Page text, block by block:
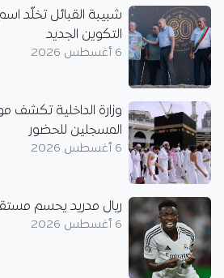
شبيبة القبائل تخلّد
التكوين الجديد
6 أغسطس 2026
وزارة الداخلية تكشف
المسجلين للحضور
6 أغسطس 2026
ريال مدريد يحسم
6 أغسطس 2026